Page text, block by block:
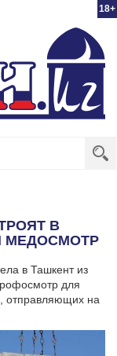
18+
В
МЕДОСМОТР
в Ташкент из
для
отправляющих на